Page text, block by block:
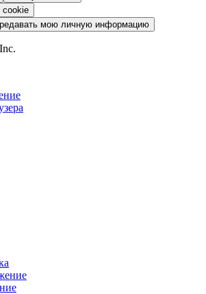
cookie
мою личную информацию